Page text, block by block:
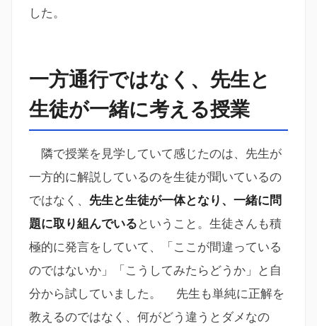
した。
一方通行ではなく、先生と
生徒が一緒に考える授業
隣で授業を見学していて感じたのは、先生が
一方的に解説しているのを生徒が聞いているの
ではなく、 先生と生徒が一体となり、一緒に問
題に取り組んでいるということ。生徒さんも積
極的に発言をしていて、「ここが間違っている
のではないか」「こうしてみたらどうか」と自
分から試していました。 先生も単純に正解を
教えるのではなく、何がどう違うとダメなの